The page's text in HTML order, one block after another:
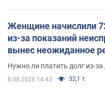
Женщине начислили
из-за показаний
вынес неожиданное
Нужно ли платить долг из-
8.08.2026 14:43 32,1 т.